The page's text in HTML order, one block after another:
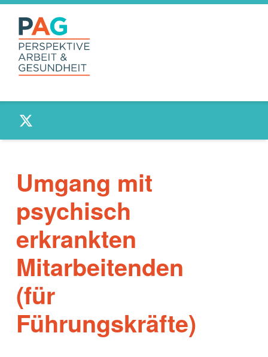
PAG –
GESUNDHEIT
Twitter
Umgang mit
psychisch
erkrankten
Mitarbeitenden
(für
Führungskräfte)